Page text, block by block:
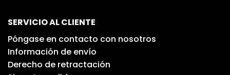
SERVICIO AL CLIENTE
Póngase en contacto con nosotros
Información de envío
Derecho de retractación